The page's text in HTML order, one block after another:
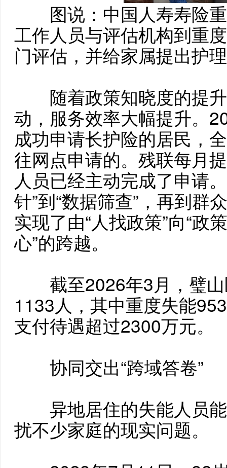
图说：中国人寿寿险重
工作人员与评估机构到重
门评估，并给家属提出护
随着政策知晓度的提升
动，服务效率大幅提升。
成功申请长护险的居民，
往网点申请的。残联每月
人员已经主动完成了申请
针”到“数据筛查”，再到群
实现了由“人找政策”向“政
心”的跨越。
截至2026年3月，璧山
1133人，其中重度失能
支付待遇超过2300万元。
协同交出“跨域答卷”
异地居住的失能人员能
扰不少家庭的现实问题。